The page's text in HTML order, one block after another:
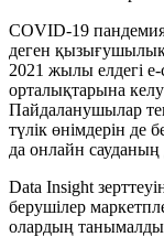
COVID-19
деген қызығушылық
2021 жылы елдегі e-
орталықтарына
Пайдаланушылар
түлік өнімдерін де
да онлайн
Data Insight
берушілер
олардың